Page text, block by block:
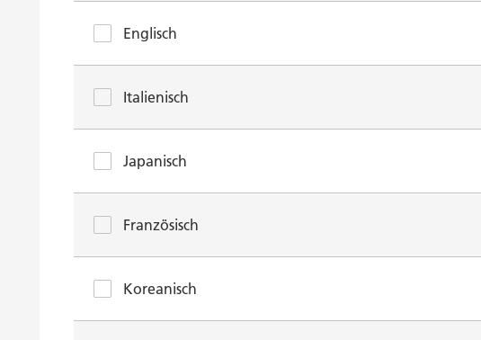
Englisch
Italienisch
Japanisch
Französisch
Koreanisch